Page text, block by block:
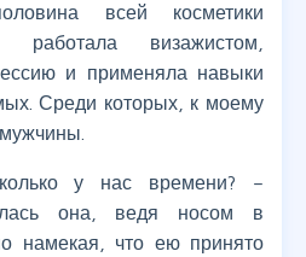
всей косметики
работала визажистом,
и применяла навыки
Среди которых, к моему
у нас времени? –
она, ведя носом в
намекая, что ею принято